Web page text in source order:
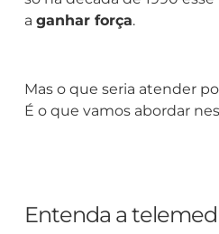
a ganhar força.
Mas o que seria atender
É o que vamos abordar
Entenda a